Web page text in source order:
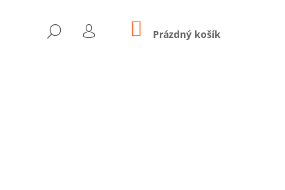
HLEDAT
PŘIHLÁŠENÍ
NÁKUPNÍ
KOŠÍK
Prázdný košík